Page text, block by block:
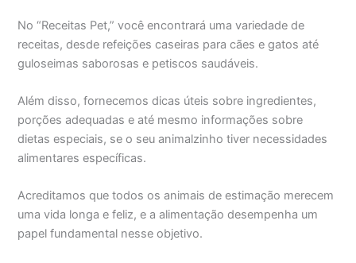
No “Receitas Pet,” você encontrará uma variedade de
receitas, desde refeições caseiras para cães e gatos até
guloseimas saborosas e petiscos saudáveis.
Além disso, fornecemos dicas úteis sobre ingredientes,
porções adequadas e até mesmo informações sobre
dietas especiais, se o seu animalzinho tiver necessidades
alimentares específicas.
Acreditamos que todos os animais de estimação merecem
uma vida longa e feliz, e a alimentação desempenha um
papel fundamental nesse objetivo.